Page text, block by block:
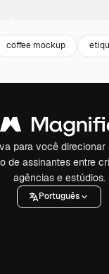
coffee mockup
para você
de assinantes entre
agências e estúdios.
Português